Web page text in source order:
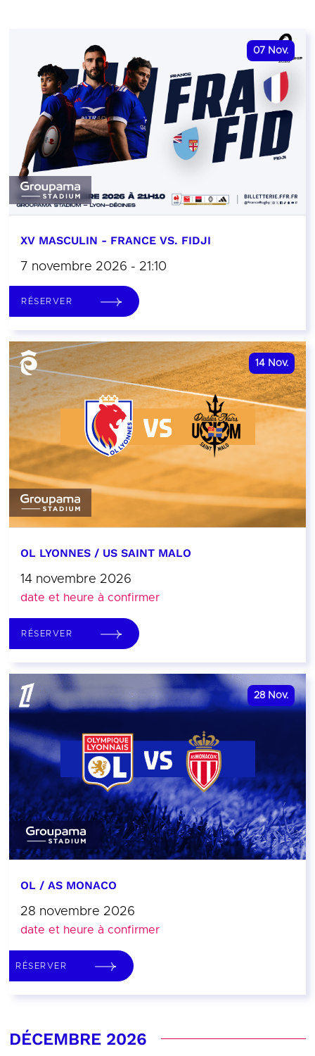
07 Nov.
XV MASCULIN - FRANCE VS. FIDJI
7 novembre 2026 - 21:10
RÉSERVER
14 Nov.
OL LYONNES / US SAINT MALO
14 novembre 2026
date et heure à confirmer
RÉSERVER
28 Nov.
OL / AS MONACO
28 novembre 2026
date et heure à confirmer
RÉSERVER
DÉCEMBRE 2026